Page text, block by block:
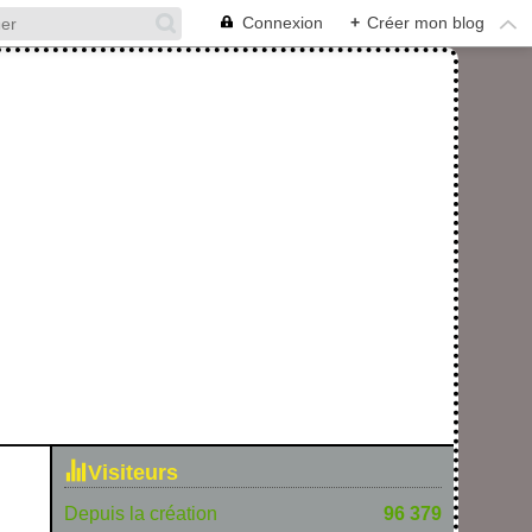
Connexion + Créer mon blog
Visiteurs
Depuis la création 96 379